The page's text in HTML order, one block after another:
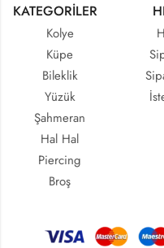
KATEGORİLER
Kolye
Küpe
Bileklik
Yüzük
Şahmeran
Hal Hal
Piercing
Broş